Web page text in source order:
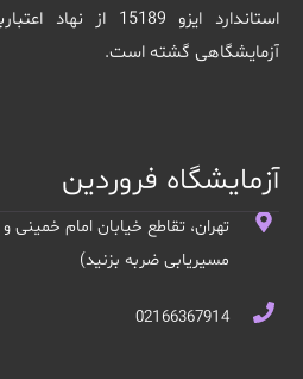
استاندارد ایزو
آزمایشگاهی گشته است.
آزمایشگاه فروردین
مسیریابی ضربه بزنید)
02166367914